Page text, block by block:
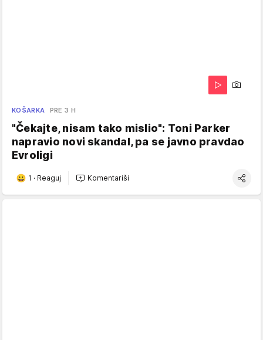
KOŠARKA PRE 3 H
"Čekajte, nisam tako mislio": Toni Parker
napravio novi skandal, pa se javno pravdao
Evroligi
1 · Reaguj Komentariši